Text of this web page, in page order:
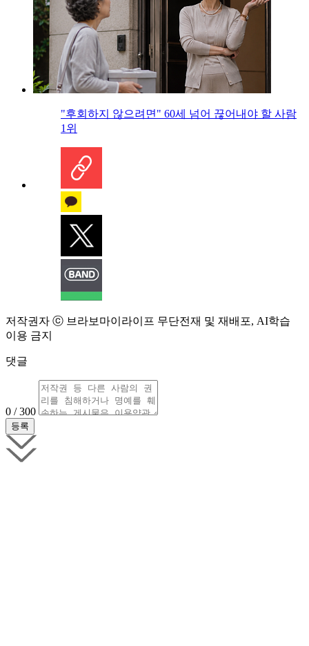
"후회하지 않으려면" 60세 넘어 끊어내야 할 사람
1위
저작권자 ⓒ 브라보마이라이프 무단전재 및 재배포, AI학습
이용 금지
댓글
0 / 300